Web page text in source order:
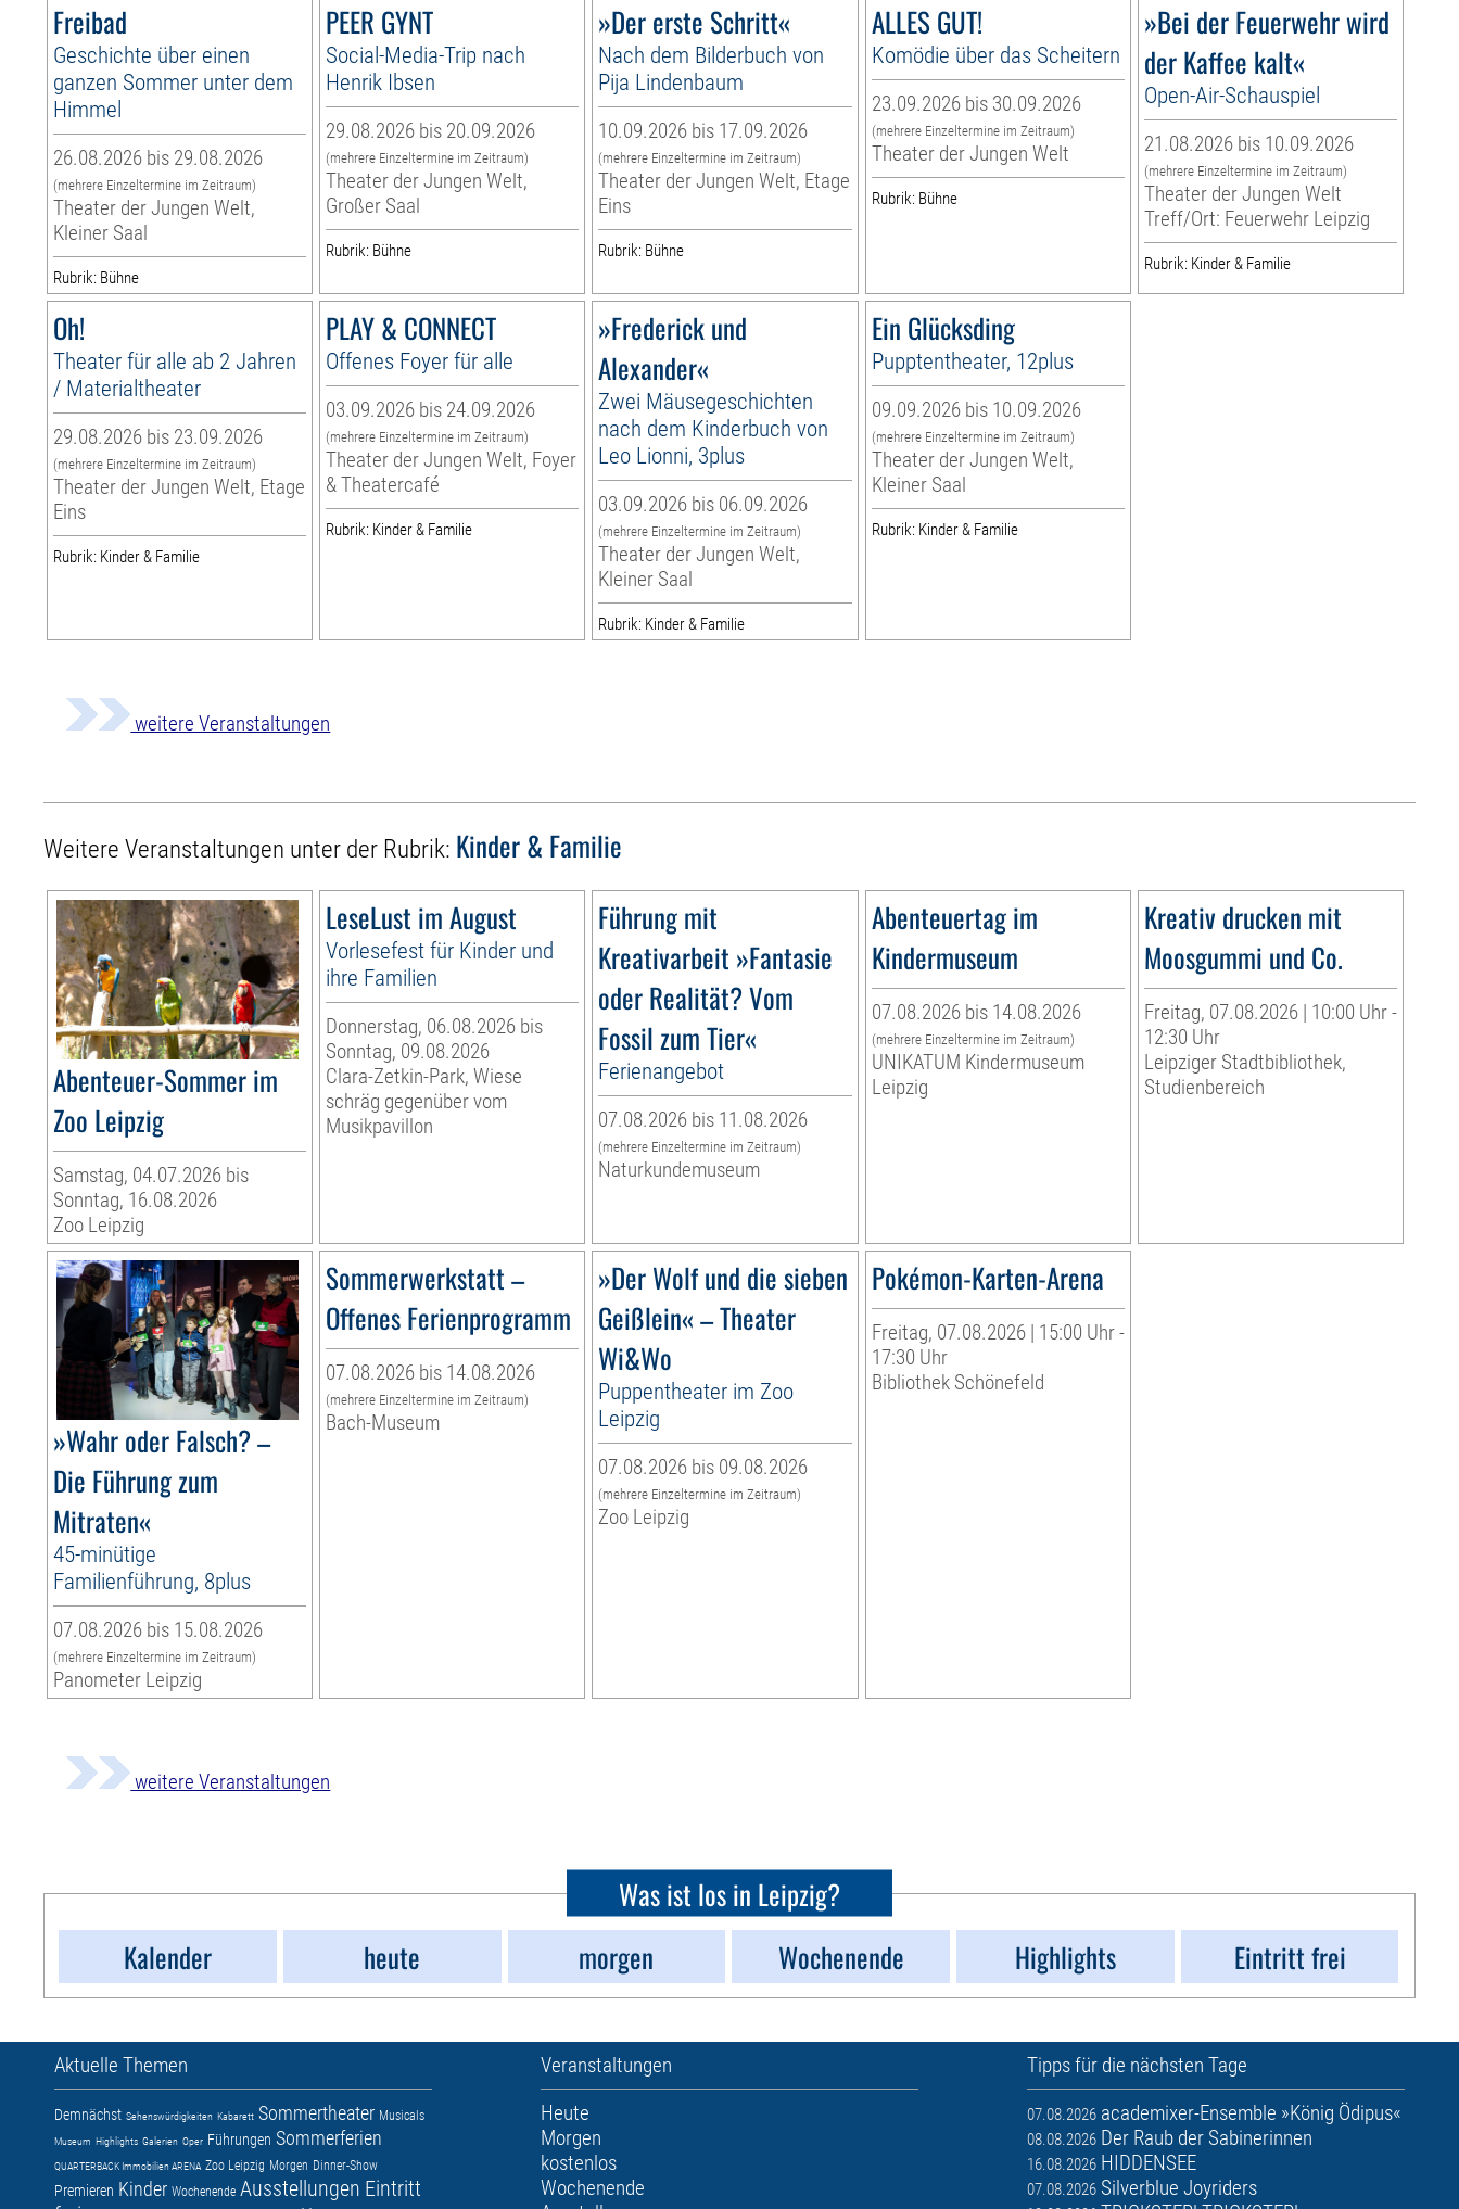
Freibad
Geschichte über einen
ganzen Sommer unter dem
Himmel
26.08.2026 bis 29.08.2026
(mehrere Einzeltermine im Zeitraum)
Theater der Jungen Welt,
Kleiner Saal
Rubrik: Bühne
PEER GYNT
Social-Media-Trip nach
Henrik Ibsen
29.08.2026 bis 20.09.2026
(mehrere Einzeltermine im Zeitraum)
Theater der Jungen Welt,
Großer Saal
Rubrik: Bühne
»Der erste Schritt«
Nach dem Bilderbuch von
Pija Lindenbaum
10.09.2026 bis 17.09.2026
(mehrere Einzeltermine im Zeitraum)
Theater der Jungen Welt, Etage
Eins
Rubrik: Bühne
ALLES GUT!
Komödie über das Scheitern
23.09.2026 bis 30.09.2026
(mehrere Einzeltermine im Zeitraum)
Theater der Jungen Welt
Rubrik: Bühne
»Bei der Feuerwehr wird
der Kaffee kalt«
Open-Air-Schauspiel
21.08.2026 bis 10.09.2026
(mehrere Einzeltermine im Zeitraum)
Theater der Jungen Welt
Treff/Ort: Feuerwehr Leipzig
Rubrik: Kinder & Familie
Oh!
Theater für alle ab 2 Jahren
/ Materialtheater
29.08.2026 bis 23.09.2026
(mehrere Einzeltermine im Zeitraum)
Theater der Jungen Welt, Etage
Eins
Rubrik: Kinder & Familie
PLAY & CONNECT
Offenes Foyer für alle
03.09.2026 bis 24.09.2026
(mehrere Einzeltermine im Zeitraum)
Theater der Jungen Welt, Foyer
& Theatercafé
Rubrik: Kinder & Familie
»Frederick und
Alexander«
Zwei Mäusegeschichten
nach dem Kinderbuch von
Leo Lionni, 3plus
03.09.2026 bis 06.09.2026
(mehrere Einzeltermine im Zeitraum)
Theater der Jungen Welt,
Kleiner Saal
Rubrik: Kinder & Familie
Ein Glücksding
Pupptentheater, 12plus
09.09.2026 bis 10.09.2026
(mehrere Einzeltermine im Zeitraum)
Theater der Jungen Welt,
Kleiner Saal
Rubrik: Kinder & Familie
weitere Veranstaltungen
Weitere Veranstaltungen unter der Rubrik: Kinder & Familie
Abenteuer-Sommer im
Zoo Leipzig
Samstag, 04.07.2026 bis
Sonntag, 16.08.2026
Zoo Leipzig
LeseLust im August
Vorlesefest für Kinder und
ihre Familien
Donnerstag, 06.08.2026 bis
Sonntag, 09.08.2026
Clara-Zetkin-Park, Wiese
schräg gegenüber vom
Musikpavillon
Führung mit
Kreativarbeit »Fantasie
oder Realität? Vom
Fossil zum Tier«
Ferienangebot
07.08.2026 bis 11.08.2026
(mehrere Einzeltermine im Zeitraum)
Naturkundemuseum
Abenteuertag im
Kindermuseum
07.08.2026 bis 14.08.2026
(mehrere Einzeltermine im Zeitraum)
UNIKATUM Kindermuseum
Leipzig
Kreativ drucken mit
Moosgummi und Co.
Freitag, 07.08.2026 | 10:00 Uhr -
12:30 Uhr
Leipziger Stadtbibliothek,
Studienbereich
»Wahr oder Falsch? –
Die Führung zum
Mitraten«
45-minütige
Familienführung, 8plus
07.08.2026 bis 15.08.2026
(mehrere Einzeltermine im Zeitraum)
Panometer Leipzig
Sommerwerkstatt –
Offenes Ferienprogramm
07.08.2026 bis 14.08.2026
(mehrere Einzeltermine im Zeitraum)
Bach-Museum
»Der Wolf und die sieben
Geißlein« – Theater
Wi&Wo
Puppentheater im Zoo
Leipzig
07.08.2026 bis 09.08.2026
(mehrere Einzeltermine im Zeitraum)
Zoo Leipzig
Pokémon-Karten-Arena
Freitag, 07.08.2026 | 15:00 Uhr -
17:30 Uhr
Bibliothek Schönefeld
weitere Veranstaltungen
Was ist los in Leipzig?
Kalender
heute morgen Wochenende Highlights Eintritt frei
Aktuelle Themen
Demnächst Sehenswürdigkeiten Kabarett Sommertheater Musicals
Museum Highlights Galerien Oper Führungen Sommerferien
QUARTERBACK Immobilien ARENA Zoo Leipzig Morgen Dinner-Show
Premieren Kinder Wochenende Ausstellungen Eintritt
Veranstaltungen
Heute
Morgen
kostenlos
Wochenende
Tipps für die nächsten Tage
07.08.2026 academixer-Ensemble »König Ödipus«
08.08.2026 Der Raub der Sabinerinnen
16.08.2026 HIDDENSEE
07.08.2026 Silverblue Joyriders